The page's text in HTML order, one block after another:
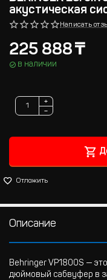
акустическая
Написать
225 888₸
в наличии
+
−
Отложить
Описание
Behringer VP1800S —
дюймовый сабвуфер в